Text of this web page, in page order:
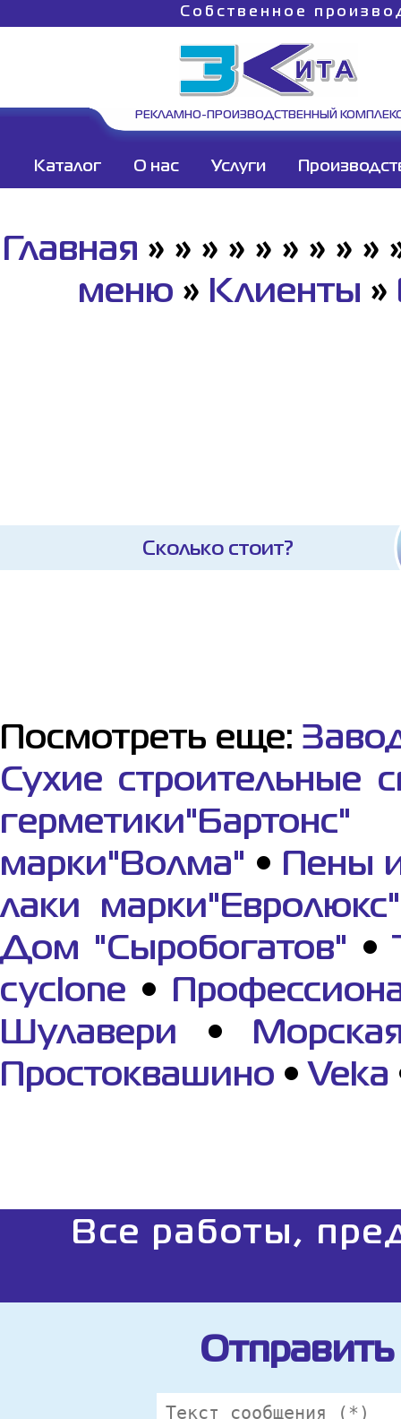
Собственное
РЕКЛАМНО-ПРОИЗВОДСТВЕННЫЙ
Каталог О нас Услуги
Главная » » » » » » » » »
меню » Клиенты »
Сколько стоит?
Посмотреть еще:
Сухие строительные
герметики"Бартонс"
марки"Волма" •
Пены
лаки марки"Евролюкс"
Дом "Сыробогатов" •
cyclone •
Шулавери •
Простоквашино • Veka
Все работы,
Отправить